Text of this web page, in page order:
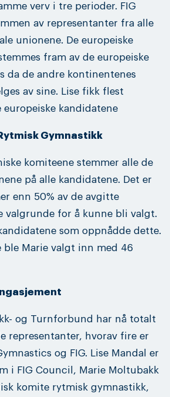
verv i tre perioder. FIG
av representanter fra alle
unionene. De europeiske
fram av de europeiske
da de andre kontinentenes
av sine. Lise fikk flest
kandidatene
Gymnastikk
komiteene stemmer alle de
på alle kandidatene. Det er
enn 50% av de avgitte
valgrunde for å kunne bli valgt.
som oppnådde dette.
ble Marie valgt inn med 46
og Turnforbund har nå totalt
representanter, hvorav fire er
og FIG. Lise Mandal er
i FIG Council, Marie Moltubakk
komite rytmisk gymnastikk,